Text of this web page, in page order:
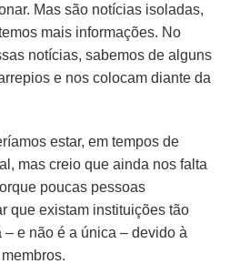
Mas são notícias isoladas,
mais informações. No
notícias, sabemos de alguns
e nos colocam diante da
estar, em tempos de
mas creio que ainda nos falta
poucas pessoas
que existam instituições tão
– e não é a única – devido à